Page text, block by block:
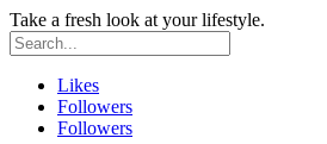
Take a fresh look at your lifestyle.
Likes
Followers
Followers